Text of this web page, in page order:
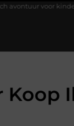
kies je een auto
Koop